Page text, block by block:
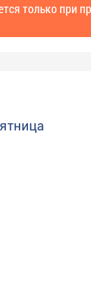
только при